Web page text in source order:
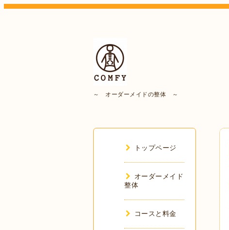
～ オーダーメイドの整体 ～
トップページ
オーダーメイド
整体
コースと料金